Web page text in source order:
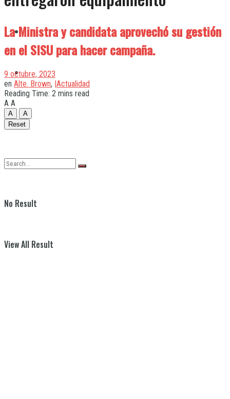
Quilmes
Varela
No Result
View All Result
La Ministra y candidata aprovechó su gestión
en el SISU para hacer campaña.
9 octubre, 2023
en Alte. Brown, |Actualidad
Reading Time: 2 mins read
A A
A
A
Reset